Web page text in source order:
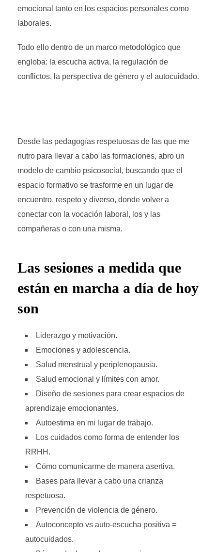
emocional tanto en los espacios personales como
laborales.
Todo ello dentro de un marco metodológico que
engloba: la escucha activa, la regulación de
conflictos, la perspectiva de género y el autocuidado.
Desde las pedagogías respetuosas de las que me
nutro para llevar a cabo las formaciones, abro un
modelo de cambio psicosocial, buscando que el
espacio formativo se trasforme en un lugar de
encuentro, respeto y diverso, donde volver a
conectar con la vocación laboral, los y las
compañeras o con una misma.
Las sesiones a medida que
están en marcha a día de hoy
son
Liderazgo y motivación.
Emociones y adolescencia.
Salud menstrual y periplenopausia.
Salud emocional y límites con amor.
Diseño de sesiones para crear espacios de
aprendizaje emocionantes.
Autoestima en mi lugar de trabajo.
Los cuidados como forma de entender los
RRHH.
Cómo comunicarme de manera asertiva.
Bases para llevar a cabo una crianza
respetuosa.
Prevención de violencia de género.
Autoconcepto vs auto-escucha positiva =
autocuidados.